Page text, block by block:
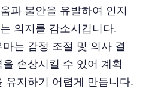
과 불안을 유발하여 인지
의지를 감소시킵니다.
마는 감정 조절 및 의사 결
손상시킬 수 있어 계획
유지하기 어렵게 만듭니다.